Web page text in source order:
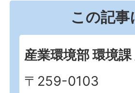
この記
産業環境部 環境
〒259-0103